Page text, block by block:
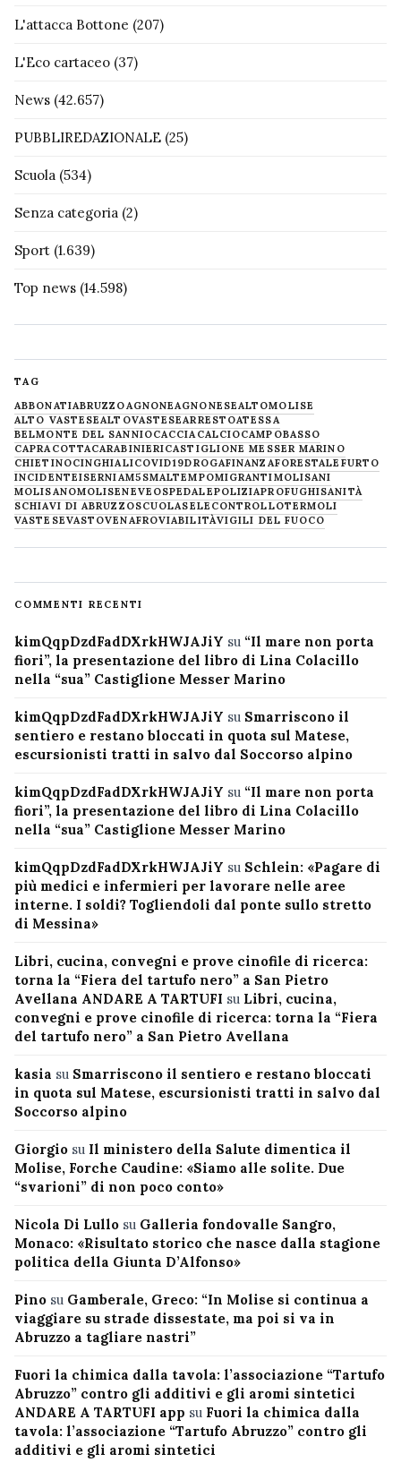
L'attacca Bottone (207)
L'Eco cartaceo (37)
News (42.657)
PUBBLIREDAZIONALE (25)
Scuola (534)
Senza categoria (2)
Sport (1.639)
Top news (14.598)
TAG
ABBONATIABRUZZOAGNONEAGNONESEALTOMOLISE
ALTO VASTESEALTOVASTESEARRESTOATESSA
BELMONTE DEL SANNIOCACCIA CALCIOCAMPOBASSO
CAPRACOTTACARABINIERICASTIGLIONE MESSER MARINO
CHIETINOCINGHIALICOVID19DROGAFINANZAFORESTALE FURTO
INCIDENTEISERNIAM5SMALTEMPOMIGRANTIMOLISANI
MOLISANOMOLISENEVE OSPEDALEPOLIZIAPROFUGHISANITÀ
SCHIAVI DI ABRUZZOSCUOLASELECONTROLLOTERMOLI
VASTESEVASTOVENAFROVIABILITÀVIGILI DEL FUOCO
COMMENTI RECENTI
kimQqpDzdFadDXrkHWJAJiY su “Il mare non porta
fiori”, la presentazione del libro di Lina Colacillo
nella “sua” Castiglione Messer Marino
kimQqpDzdFadDXrkHWJAJiY su Smarriscono il
sentiero e restano bloccati in quota sul Matese,
escursionisti tratti in salvo dal Soccorso alpino
kimQqpDzdFadDXrkHWJAJiY su “Il mare non porta
fiori”, la presentazione del libro di Lina Colacillo
nella “sua” Castiglione Messer Marino
kimQqpDzdFadDXrkHWJAJiY su Schlein: «Pagare di
più medici e infermieri per lavorare nelle aree
interne. I soldi? Togliendoli dal ponte sullo stretto
di Messina»
Libri, cucina, convegni e prove cinofile di ricerca:
torna la “Fiera del tartufo nero” a San Pietro
Avellana ANDARE A TARTUFI su Libri, cucina,
convegni e prove cinofile di ricerca: torna la “Fiera
del tartufo nero” a San Pietro Avellana
kasia su Smarriscono il sentiero e restano bloccati
in quota sul Matese, escursionisti tratti in salvo dal
Soccorso alpino
Giorgio su Il ministero della Salute dimentica il
Molise, Forche Caudine: «Siamo alle solite. Due
“svarioni” di non poco conto»
Nicola Di Lullo su Galleria fondovalle Sangro,
Monaco: «Risultato storico che nasce dalla stagione
politica della Giunta D’Alfonso»
Pino su Gamberale, Greco: “In Molise si continua a
viaggiare su strade dissestate, ma poi si va in
Abruzzo a tagliare nastri”
Fuori la chimica dalla tavola: l’associazione “Tartufo
Abruzzo” contro gli additivi e gli aromi sintetici
ANDARE A TARTUFI app su Fuori la chimica dalla
tavola: l’associazione “Tartufo Abruzzo” contro gli
additivi e gli aromi sintetici